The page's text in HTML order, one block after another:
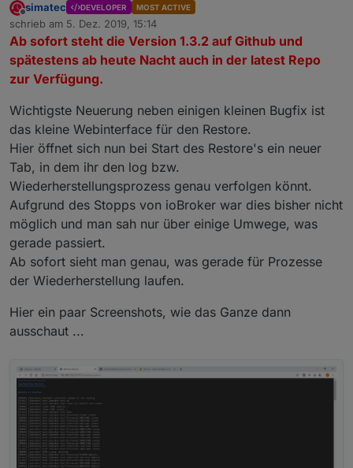
Offline
simatec DEVELOPER MOST ACTIVE
schrieb am 5. Dez. 2019, 15:14
zuletzt editiert von
Ab sofort steht die Version 1.3.2 auf Github und
spätestens ab heute Nacht auch in der latest Repo
zur Verfügung.
Wichtigste Neuerung neben einigen kleinen Bugfix ist
das kleine Webinterface für den Restore.
Hier öffnet sich nun bei Start des Restore's ein neuer
Tab, in dem ihr den log bzw.
Wiederherstellungsprozess genau verfolgen könnt.
Aufgrund des Stopps von ioBroker war dies bisher nicht
möglich und man sah nur über einige Umwege, was
gerade passiert.
Ab sofort sieht man genau, was gerade für Prozesse
der Wiederherstellung laufen.
Hier ein paar Screenshots, wie das Ganze dann
ausschaut ...